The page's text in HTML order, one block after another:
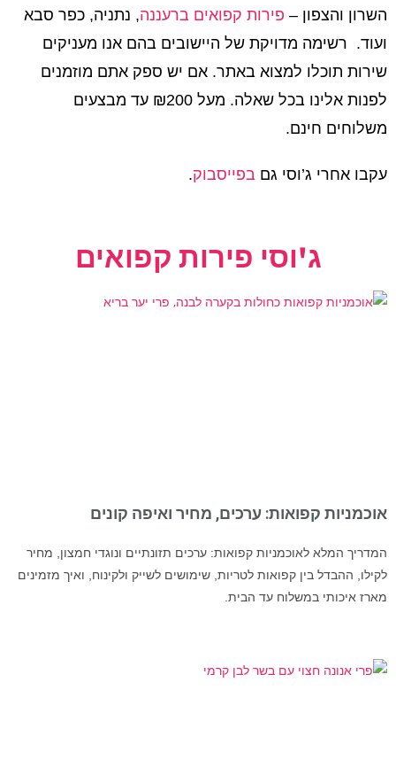
השרון והצפון – פירות קפואים ברעננה, נתניה, כפר סבא
ועוד. רשימה מדויקת של היישובים בהם אנו מעניקים
שירות תוכלו למצוא באתר. אם יש ספק אתם מוזמנים
לפנות אלינו בכל שאלה. מעל ₪200 עד מבצעים
משלוחים חינם.
עקבו אחרי ג’וסי גם בפייסבוק.
ג'וסי פירות קפואים
אוכמניות קפואות: ערכים, מחיר ואיפה קונים
המדריך המלא לאוכמניות קפואות: ערכים תזונתיים ונוגדי חמצון, מחיר
לקילו, ההבדל בין קפואות לטריות, שימושים לשייק ולקינוח, ואיך מזמינים
מארז איכותי במשלוח עד הבית.